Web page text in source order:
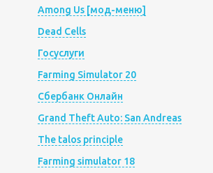
Among Us [мод-меню]
Dead Cells
Госуслуги
Farming Simulator 20
Сбербанк Онлайн
Grand Theft Auto: San Andreas
The talos principle
Farming simulator 18